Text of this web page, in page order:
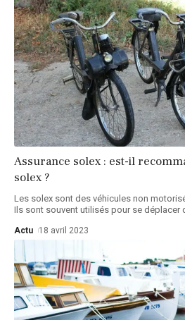
Assurance solex : est-il
solex ?
Les solex sont des véhicules non
Ils sont souvent utilisés pour se déplacer
Actu 18 avril 2023